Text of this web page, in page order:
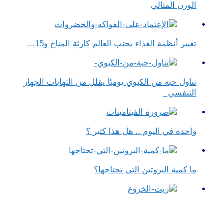
الوزن المثالي
تغيير أنظمة الغذاء يجنب العالم كارثة المناخ و15…
تناول حبة من الكيوي يوميًا يقلل من التهابات الجهاز
التنفسي
واحدة في اليوم .. هل هذا كثير ؟
ما كمية البروتين التي تحتاجها؟